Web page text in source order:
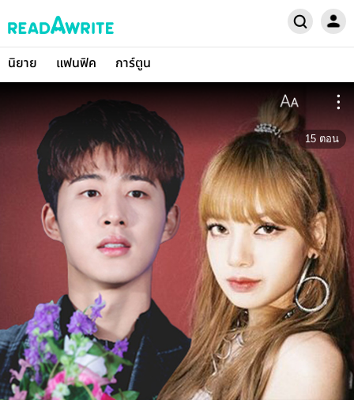
นิยาย แฟนฟิค การ์ตูน
15 ตอน